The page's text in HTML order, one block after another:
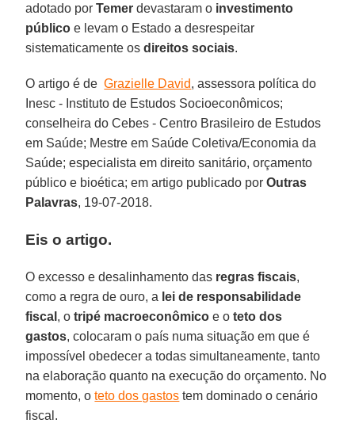
adotado porTemer devastaram o investimento
público e levam o Estado a desrespeitar
sistematicamente osdireitos sociais.
O artigo é deGrazielle David, assessora política do
Inesc - Instituto de Estudos Socioeconômicos;
conselheira do Cebes - Centro Brasileiro de Estudos
em Saúde; Mestre em Saúde Coletiva/Economia da
Saúde; especialista em direito sanitário, orçamento
público e bioética; em artigo publicado porOutras
Palavras, 19-07-2018.
Eis o artigo.
O excesso e desalinhamento das regras fiscais,
como a regra de ouro, a lei de responsabilidade
fiscal , otripé macroeconômico e oteto dos
gastos, colocaram o país numa situação em que é
impossível obedecer a todas simultaneamente, tanto
na elaboração quanto na execução do orçamento. No
momento, oteto dos gastos tem dominado o cenário
fiscal.